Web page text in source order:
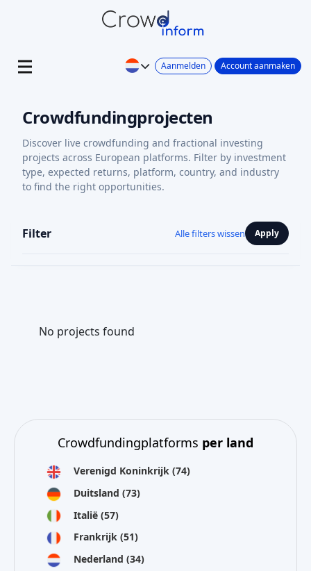
Aanmelden Account aanmaken
Crowdfundingprojecten
Discover live crowdfunding and fractional investing
projects across European platforms. Filter by investment
type, expected returns, platform, country, and industry
to find the right opportunities.
Filter Alle filters wissen Apply
No projects found
Crowdfundingplatforms per land
Verenigd Koninkrijk (74)
Duitsland (73)
Italië (57)
Frankrijk (51)
Nederland (34)